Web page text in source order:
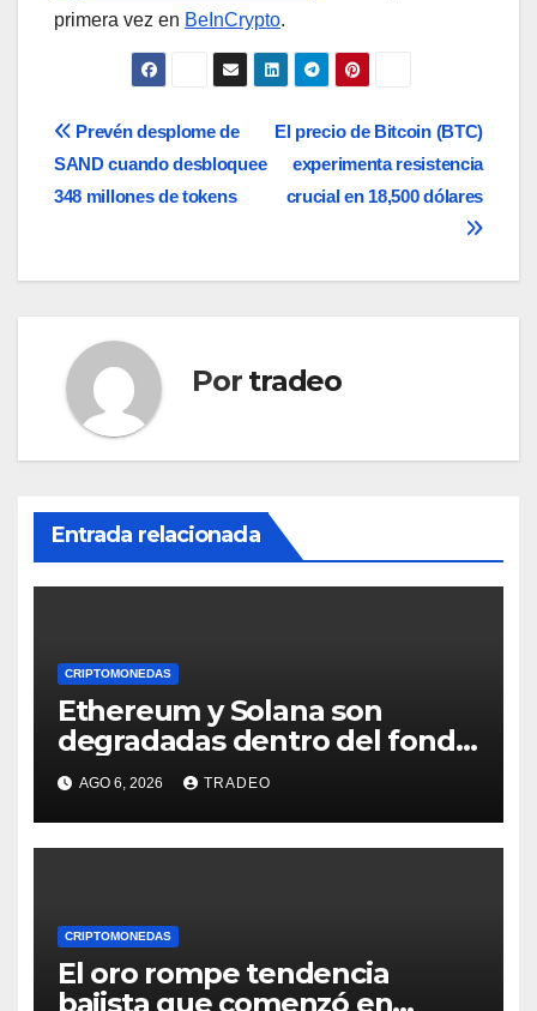
primera vez en BeInCrypto.
Navegación
de
El precio de Bitcoin (BTC)
experimenta resistencia
crucial en 18,500 dólares
Prevén desplome de
SAND cuando desbloquee
348 millones de tokens
Por tradeo
Entrada relacionada
CRIPTOMONEDAS
Ethereum y Solana son
degradadas dentro del fondo
de Grayscale
AGO 6, 2026 TRADEO
CRIPTOMONEDAS
El oro rompe tendencia
bajista que comenzó en